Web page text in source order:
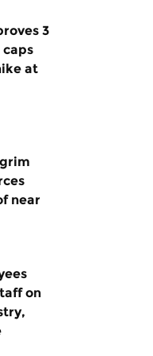
3
at
near
on